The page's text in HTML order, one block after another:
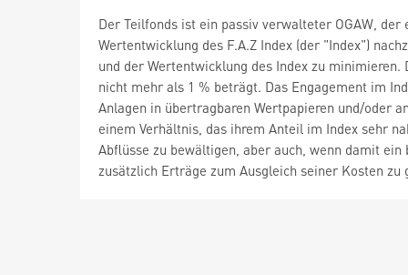
Der Teilfonds ist ein passiv verwalteter OGAW,
Wertentwicklung des F.A.Z Index (der "Index")
und der Wertentwicklung des Index zu
nicht mehr als 1 % beträgt. Das Engagement im
Anlagen in übertragbaren Wertpapieren und/oder
einem Verhältnis, das ihrem Anteil im Index sehr
Abflüsse zu bewältigen, aber auch, wenn damit
zusätzlich Erträge zum Ausgleich seiner Kosten